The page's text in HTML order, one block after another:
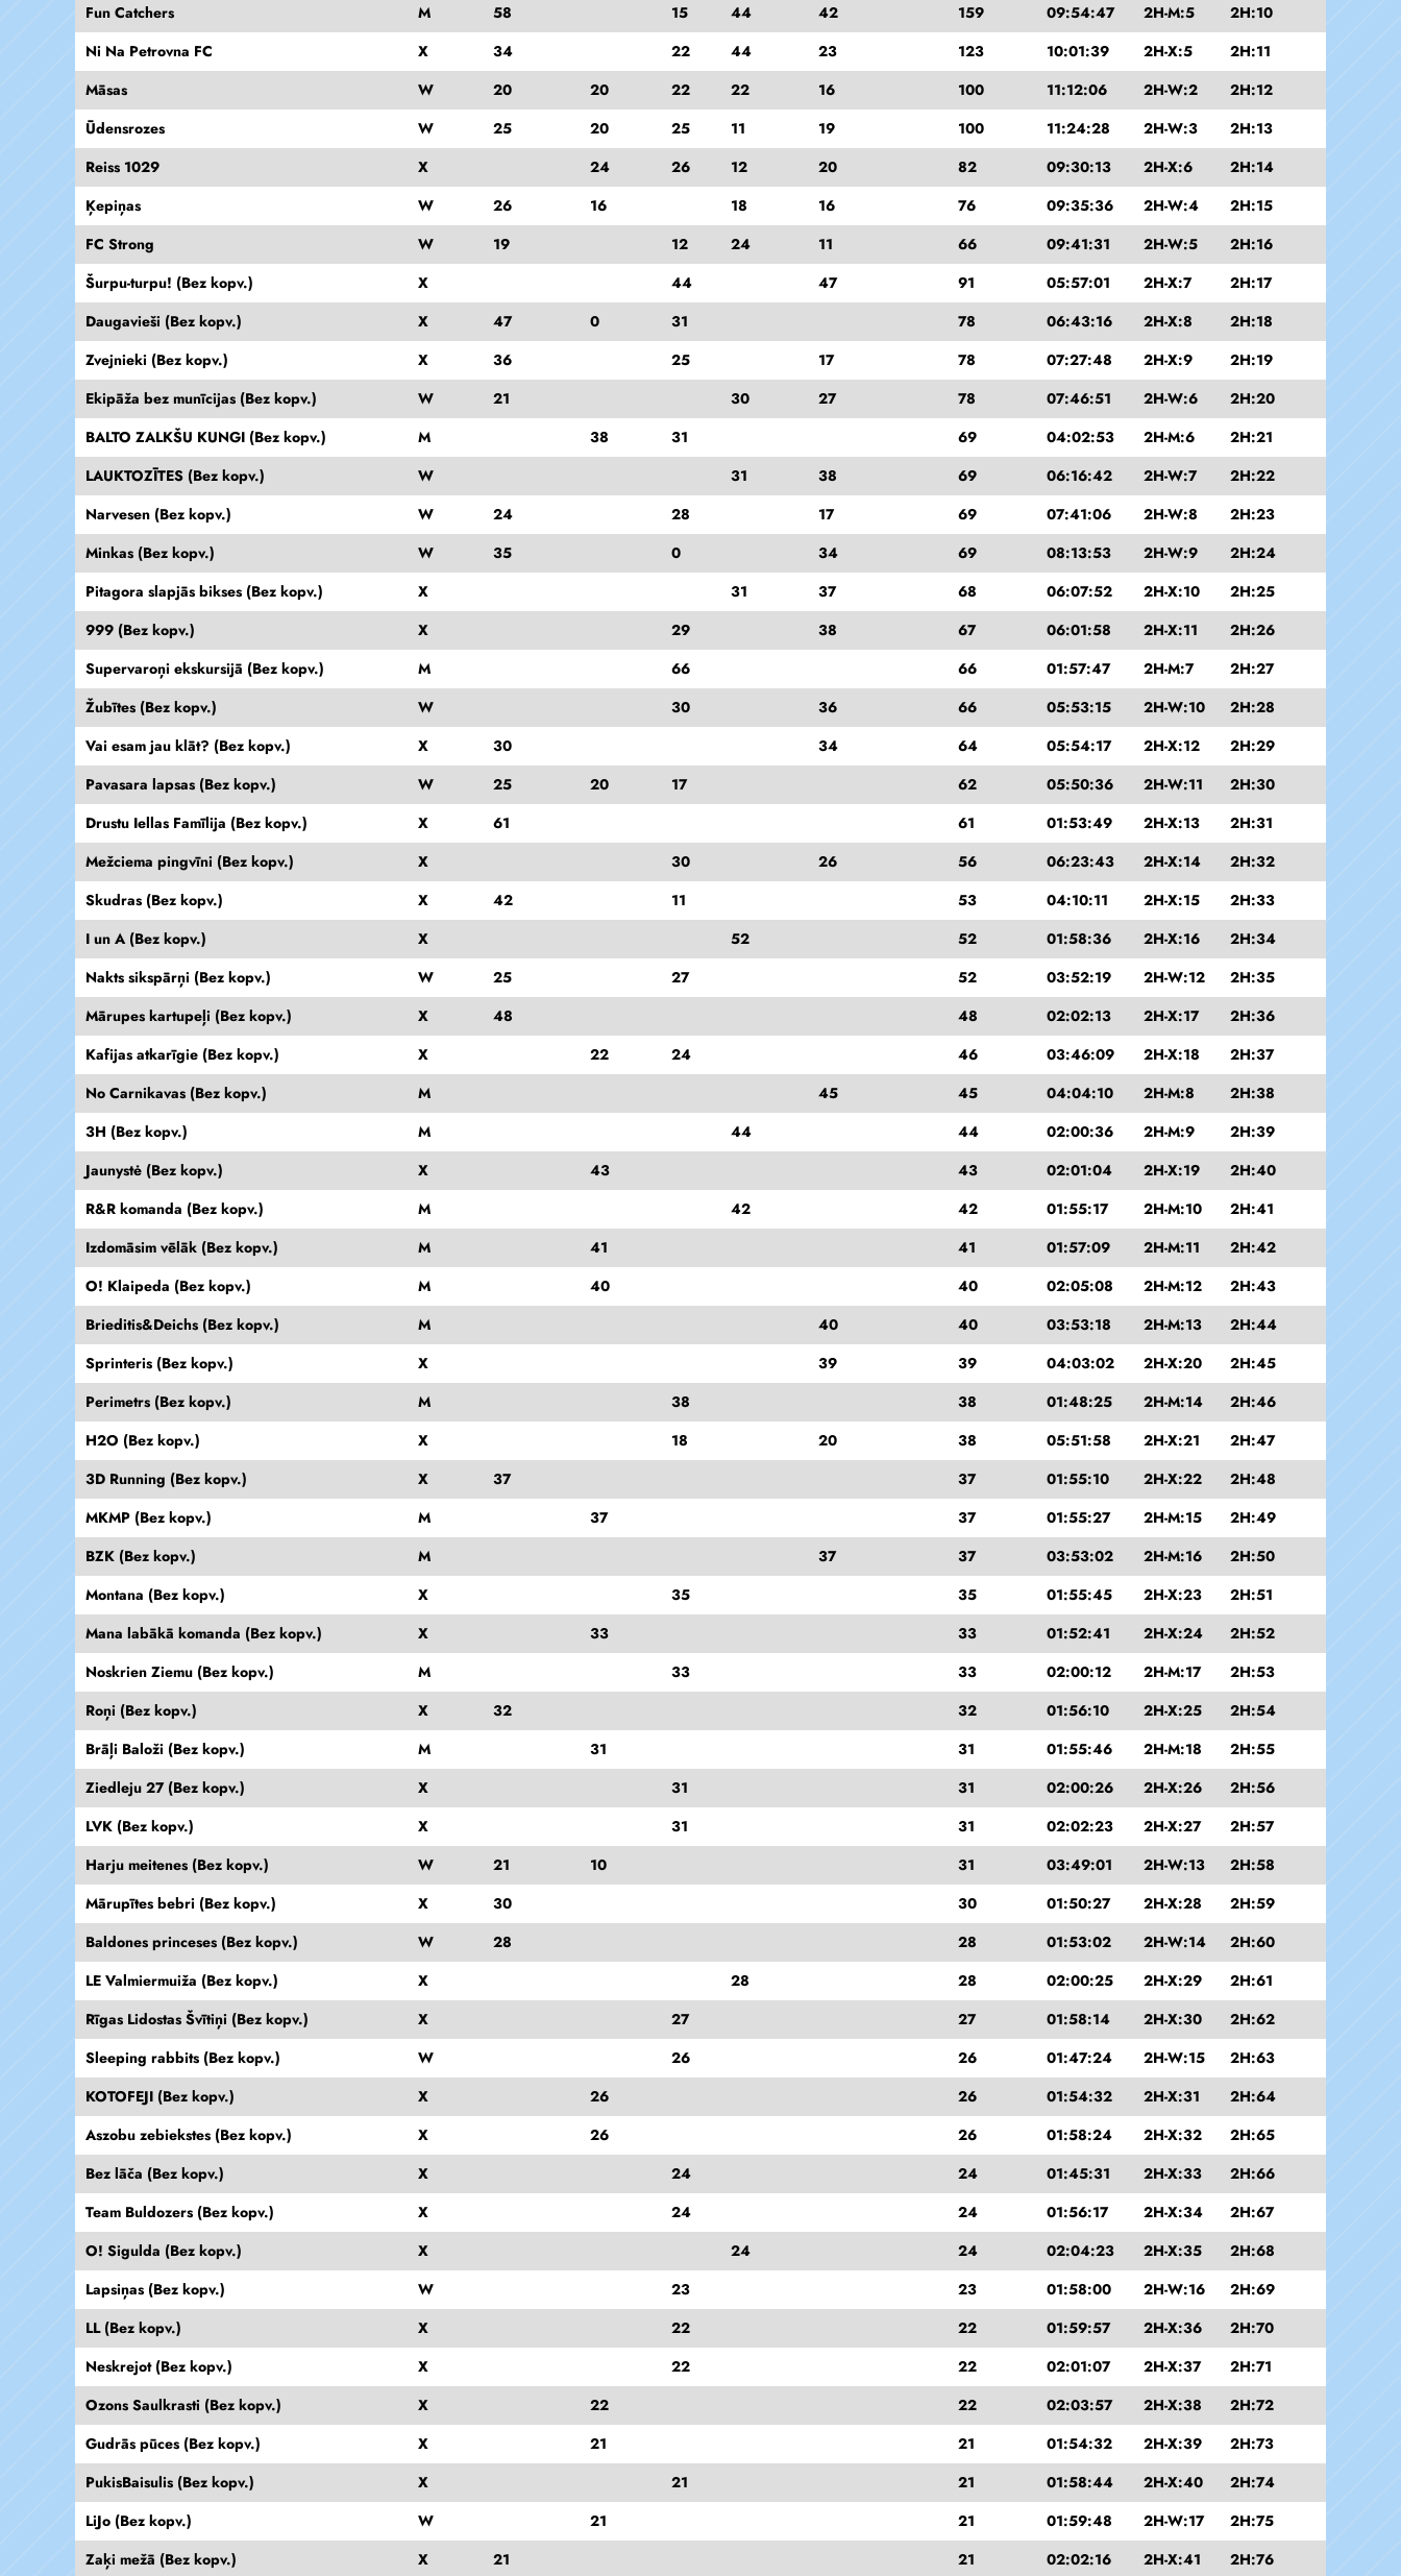
Fun Catchers
M 58 15 44 42 159 09:54:47 2H-M:5
2H:10
Ni Na Petrovna FC
X 34 22 44 23 123 10:01:39 2H-X:5
2H:11
Māsas
W 20 20 22 22 16 100 11:12:06 2H-W:2
2H:12
Ūdensrozes
W 25 20 25 11 19 100 11:24:28 2H-W:3
2H:13
Reiss 1029
X 24 26 12 20 82 09:30:13 2H-X:6
2H:14
Ķepiņas
W 26 16 18 16 76 09:35:36 2H-W:4
2H:15
FC Strong
W 19 12 24 11 66 09:41:31 2H-W:5
2H:16
Šurpu-turpu! (Bez kopv.)
X 44 47 91 05:57:01 2H-X:7
2H:17
Daugavieši (Bez kopv.)
X 47 0 31 78 06:43:16 2H-X:8
2H:18
Zvejnieki (Bez kopv.)
X 36 25 17 78 07:27:48 2H-X:9
2H:19
Ekipāža bez munīcijas (Bez kopv.)
W 21 30 27 78 07:46:51 2H-W:6
2H:20
BALTO ZALKŠU KUNGI (Bez kopv.)
M 38 31 69 04:02:53 2H-M:6
2H:21
LAUKTOZĪTES (Bez kopv.)
W 31 38 69 06:16:42 2H-W:7
2H:22
Narvesen (Bez kopv.)
W 24 28 17 69 07:41:06 2H-W:8
2H:23
Minkas (Bez kopv.)
W 35 0 34 69 08:13:53 2H-W:9
2H:24
Pitagora slapjās bikses (Bez kopv.)
X 31 37 68 06:07:52 2H-X:10
2H:25
999 (Bez kopv.)
X 29 38 67 06:01:58 2H-X:11
2H:26
Supervaroņi ekskursijā (Bez kopv.)
M 66 66 01:57:47 2H-M:7
2H:27
Žubītes (Bez kopv.)
W 30 36 66 05:53:15 2H-W:10
2H:28
Vai esam jau klāt? (Bez kopv.)
X 30 34 64 05:54:17 2H-X:12
2H:29
Pavasara lapsas (Bez kopv.)
W 25 20 17 62 05:50:36 2H-W:11
2H:30
Drustu Iellas Famīlija (Bez kopv.)
X 61 61 01:53:49 2H-X:13
2H:31
Mežciema pingvīni (Bez kopv.)
X 30 26 56 06:23:43 2H-X:14
2H:32
Skudras (Bez kopv.)
X 42 11 53 04:10:11 2H-X:15
2H:33
I un A (Bez kopv.)
X 52 52 01:58:36 2H-X:16
2H:34
Nakts sikspārņi (Bez kopv.)
W 25 27 52 03:52:19 2H-W:12
2H:35
Mārupes kartupeļi (Bez kopv.)
X 48 48 02:02:13 2H-X:17
2H:36
Kafijas atkarīgie (Bez kopv.)
X 22 24 46 03:46:09 2H-X:18
2H:37
No Carnikavas (Bez kopv.)
M 45 45 04:04:10 2H-M:8
2H:38
3H (Bez kopv.)
M 44 44 02:00:36 2H-M:9
2H:39
Jaunystė (Bez kopv.)
X 43 43 02:01:04 2H-X:19
2H:40
R&R komanda (Bez kopv.)
M 42 42 01:55:17 2H-M:10
2H:41
Izdomāsim vēlāk (Bez kopv.)
M 41 41 01:57:09 2H-M:11
2H:42
O! Klaipeda (Bez kopv.)
M 40 40 02:05:08 2H-M:12
2H:43
Brieditis&Deichs (Bez kopv.)
M 40 40 03:53:18 2H-M:13
2H:44
Sprinteris (Bez kopv.)
X 39 39 04:03:02 2H-X:20
2H:45
Perimetrs (Bez kopv.)
M 38 38 01:48:25 2H-M:14
2H:46
H2O (Bez kopv.)
X 18 20 38 05:51:58 2H-X:21
2H:47
3D Running (Bez kopv.)
X 37 37 01:55:10 2H-X:22
2H:48
MKMP (Bez kopv.)
M 37 37 01:55:27 2H-M:15
2H:49
BZK (Bez kopv.)
M 37 37 03:53:02 2H-M:16
2H:50
Montana (Bez kopv.)
X 35 35 01:55:45 2H-X:23
2H:51
Mana labākā komanda (Bez kopv.)
X 33 33 01:52:41 2H-X:24
2H:52
Noskrien Ziemu (Bez kopv.)
M 33 33 02:00:12 2H-M:17
2H:53
Roņi (Bez kopv.)
X 32 32 01:56:10 2H-X:25
2H:54
Brāļi Baloži (Bez kopv.)
M 31 31 01:55:46 2H-M:18
2H:55
Ziedleju 27 (Bez kopv.)
X 31 31 02:00:26 2H-X:26
2H:56
LVK (Bez kopv.)
X 31 31 02:02:23 2H-X:27
2H:57
Harju meitenes (Bez kopv.)
W 21 10 31 03:49:01 2H-W:13
2H:58
Mārupītes bebri (Bez kopv.)
X 30 30 01:50:27 2H-X:28
2H:59
Baldones princeses (Bez kopv.)
W 28 28 01:53:02 2H-W:14
2H:60
LE Valmiermuiža (Bez kopv.)
X 28 28 02:00:25 2H-X:29
2H:61
Rīgas Lidostas Švītiņi (Bez kopv.)
X 27 27 01:58:14 2H-X:30
2H:62
Sleeping rabbits (Bez kopv.)
W 26 26 01:47:24 2H-W:15
2H:63
KOTOFEJI (Bez kopv.)
X 26 26 01:54:32 2H-X:31
2H:64
Aszobu zebiekstes (Bez kopv.)
X 26 26 01:58:24 2H-X:32
2H:65
Bez lāča (Bez kopv.)
X 24 24 01:45:31 2H-X:33
2H:66
Team Buldozers (Bez kopv.)
X 24 24 01:56:17 2H-X:34
2H:67
O! Sigulda (Bez kopv.)
X 24 24 02:04:23 2H-X:35
2H:68
Lapsiņas (Bez kopv.)
W 23 23 01:58:00 2H-W:16
2H:69
LL (Bez kopv.)
X 22 22 01:59:57 2H-X:36
2H:70
Neskrejot (Bez kopv.)
X 22 22 02:01:07 2H-X:37
2H:71
Ozons Saulkrasti (Bez kopv.)
X 22 22 02:03:57 2H-X:38
2H:72
Gudrās pūces (Bez kopv.)
X 21 21 01:54:32 2H-X:39
2H:73
PukisBaisulis (Bez kopv.)
X 21 21 01:58:44 2H-X:40
2H:74
LiJo (Bez kopv.)
W 21 21 01:59:48 2H-W:17
2H:75
Zaķi mežā (Bez kopv.)
X 21 21 02:02:16 2H-X:41 2H:76